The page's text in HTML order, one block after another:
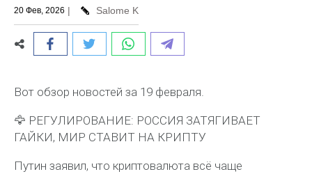
20 Фев, 2026 | Salome K
Вот обзор новостей за 19 февраля.
🦅 РЕГУЛИРОВАНИЕ: РОССИЯ ЗАТЯГИВАЕТ
ГАЙКИ, МИР СТАВИТ НА КРИПТУ
Путин заявил, что криптовалюта всё чаще